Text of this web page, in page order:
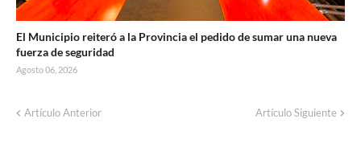
El Municipio reiteró a la Provincia el pedido de sumar una nueva
fuerza de seguridad
Agosto 06, 2026
Artículo Anterior Artículo Siguiente
Corte de energía programado para este